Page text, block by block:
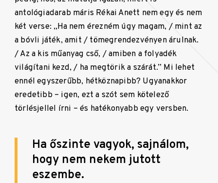
antológiadarab máris Rékai Anett nem egy és nem
két verse: „Ha nem érezném úgy magam, / mint az
a bóvli játék, amit / tömegrendezvényen árulnak.
/ Az a kis műanyag cső, / amiben a folyadék
világítani kezd, / ha megtörik a szárát.” Mi lehet
ennél egyszerűbb, hétköznapibb? Ugyanakkor
eredetibb – igen, ezt a szót sem kötelező
törlésjellel írni – és hatékonyabb egy versben.
Ha őszinte vagyok, sajnálom,
hogy nem nekem jutott
eszembe.